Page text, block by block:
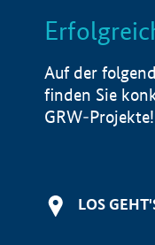
LISTE
Auf der
finden Sie
GRW-Projekte!
LOS